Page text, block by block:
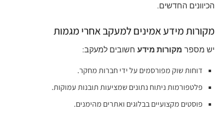
הכיוונים החדשים.
מקורות מידע אמינים למעקב אחרי מגמות
יש מספר מקורות מידע חשובים למעקב:
דוחות שוק מפורסמים על ידי חברות מחקר.
פלטפורמות ניתוח נתונים שמציעות תובנות עמוקות.
פוסטים מקצועיים בבלוגים ואתרים מהימנים.